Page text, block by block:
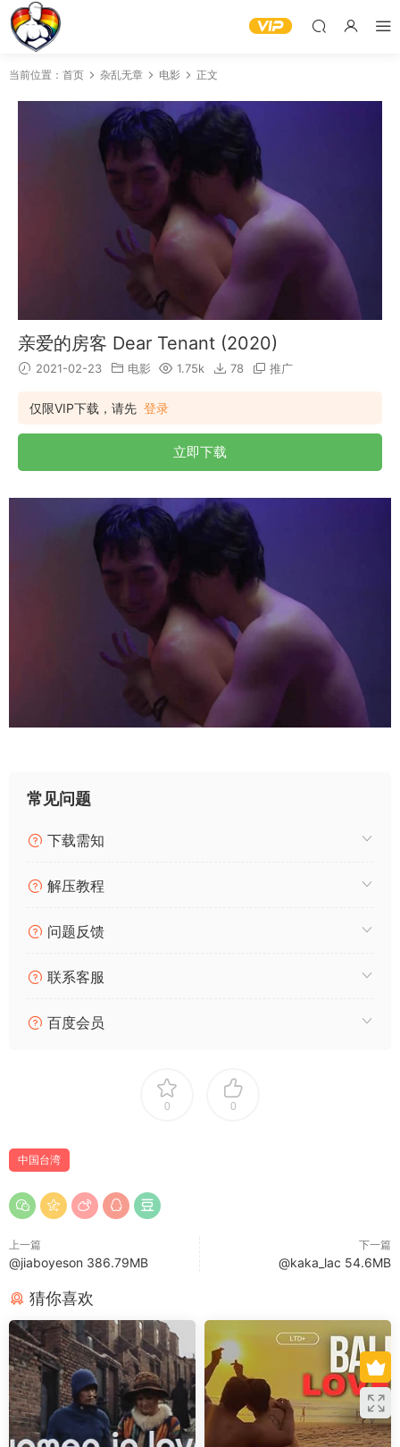
当前位置： 首页 杂乱无章 电影 正文
亲爱的房客 Dear Tenant (2020)
2021-02-23 电影 1.75k 78 推广
仅限VIP下载，请先 登录
立即下载
常见问题
下载需知
解压教程
问题反馈
联系客服
百度会员
0 0
中国台湾
上一篇
@jiaboyeson 386.79MB
下一篇
@kaka_lac 54.6MB
猜你喜欢